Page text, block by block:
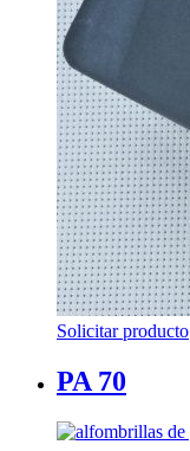
Solicitar producto
PA 70